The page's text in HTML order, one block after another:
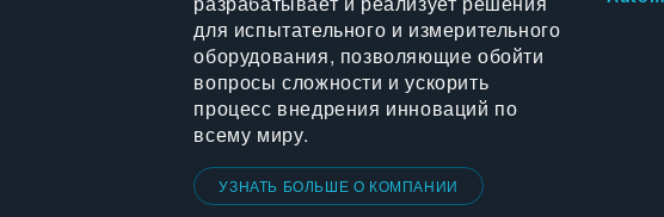
для испытательного и измерительного
оборудования, позволяющие обойти
вопросы сложности и ускорить
процесс внедрения инноваций по
всему миру.
УЗНАТЬ БОЛЬШЕ О КОМПАНИИ